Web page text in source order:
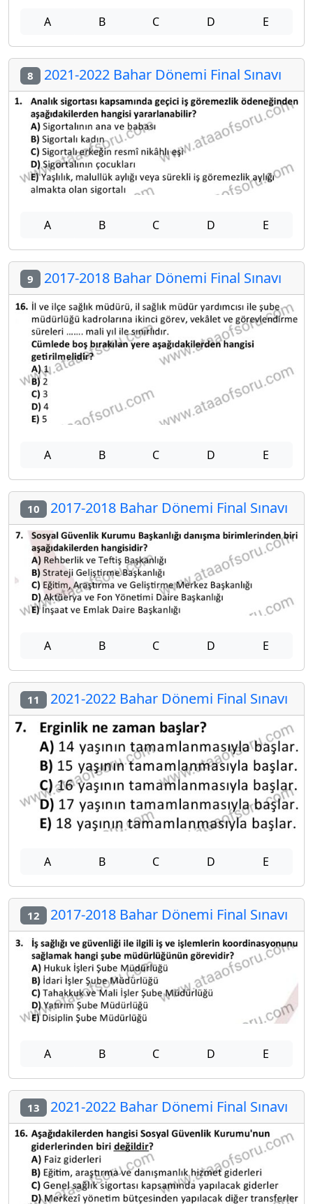
A B C D E
8 2021-2022 Bahar Dönemi Final Sınavı
A B C D E
9 2017-2018 Bahar Dönemi Final Sınavı
A B C D E
10 2017-2018 Bahar Dönemi Final Sınavı
A B C D E
11 2021-2022 Bahar Dönemi Final Sınavı
A B C D E
12 2017-2018 Bahar Dönemi Final Sınavı
A B C D E
13 2021-2022 Bahar Dönemi Final Sınavı